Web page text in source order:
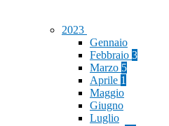
2023
Gennaio
Febbraio 3
Marzo 5
Aprile 1
Maggio
Giugno
Luglio